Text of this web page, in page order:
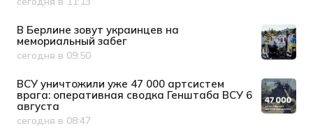
Дата публикации
В Берлине зовут украинцев на
мемориальный забег
Дата публикации
сегодня в 09:50
ВСУ уничтожили уже 47 000 артсистем
врага: оперативная сводка Генштаба ВСУ 6
августа
Дата публикации
сегодня в 08:47